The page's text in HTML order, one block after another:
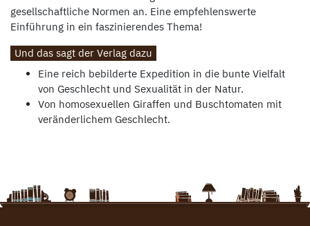
gesellschaftliche Normen an. Eine empfehlenswerte
Einführung in ein faszinierendes Thema!
Und das sagt der Verlag dazu
Eine reich bebilderte Expedition in die bunte Vielfalt
von Geschlecht und Sexualität in der Natur.
Von homosexuellen Giraffen und Buschtomaten mit
veränderlichem Geschlecht.